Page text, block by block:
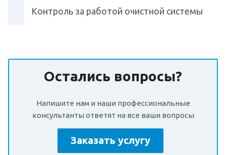
Контроль за работой очистной системы
Остались вопросы?
Напишите нам и наши профессиональные
консультанты ответят на все ваши вопросы
Заказать услугу